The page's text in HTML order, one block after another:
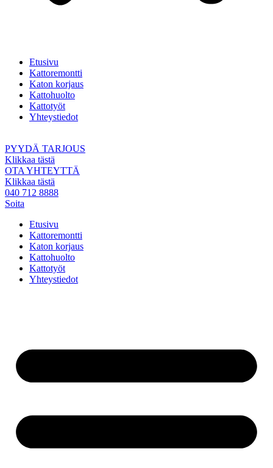
Etusivu
Kattoremontti
Katon korjaus
Kattohuolto
Kattotyöt
Yhteystiedot
PYYDÄ TARJOUS
Klikkaa tästä
OTA YHTEYTTÄ
Klikkaa tästä
040 712 8888
Soita
Etusivu
Kattoremontti
Katon korjaus
Kattohuolto
Kattotyöt
Yhteystiedot